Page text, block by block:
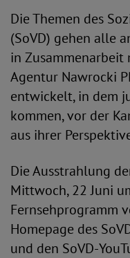
Die Themen des
(SoVD) gehen alle
in
Agentur Nawrocki
entwickelt, in dem
kommen, vor der
aus ihrer
Die Ausstrahlung
Mittwoch, 22 Juni
Fernsehprogramm
Homepage des
und den SoVD-